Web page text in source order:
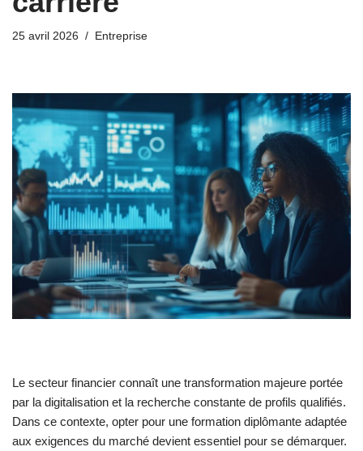
25 avril 2026 Entreprise
Le secteur financier connaît une transformation majeure portée
par la digitalisation et la recherche constante de profils qualifiés.
Dans ce contexte, opter pour une formation diplômante adaptée
aux exigences du marché devient essentiel pour se démarquer.